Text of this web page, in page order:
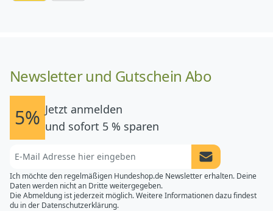
Newsletter und Gutschein Abo
5% Jetzt anmelden
und sofort 5 % sparen
Newsletter
Ich möchte den regelmäßigen Hundeshop.de Newsletter erhalten. Deine
Daten werden nicht an Dritte weitergegeben.
Die Abmeldung ist jederzeit möglich. Weitere Informationen dazu findest
du in der Datenschutzerklärung.